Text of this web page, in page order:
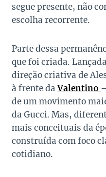
segue presente, não
escolha recorrente.
Parte dessa
que foi criada.
direção criativa de
à frente daValentino
de um movimento
da Gucci. Mas,
mais conceituais da
construída com foco
cotidiano.